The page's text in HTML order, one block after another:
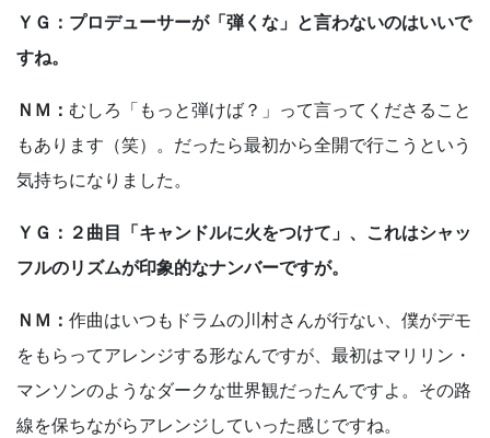
ＹＧ：プロデューサーが「弾くな」と言わないのはいいで
すね。
ＮＭ： むしろ「もっと弾けば？」って言ってくださること
もあります（笑）。だったら最初から全開で行こうという
気持ちになりました。
ＹＧ：２曲目「キャンドルに火をつけて」、これはシャッ
フルのリズムが印象的なナンバーですが。
ＮＭ： 作曲はいつもドラムの川村さんが行ない、僕がデモ
をもらってアレンジする形なんですが、最初はマリリン・
マンソンのようなダークな世界観だったんですよ。その路
線を保ちながらアレンジしていった感じですね。